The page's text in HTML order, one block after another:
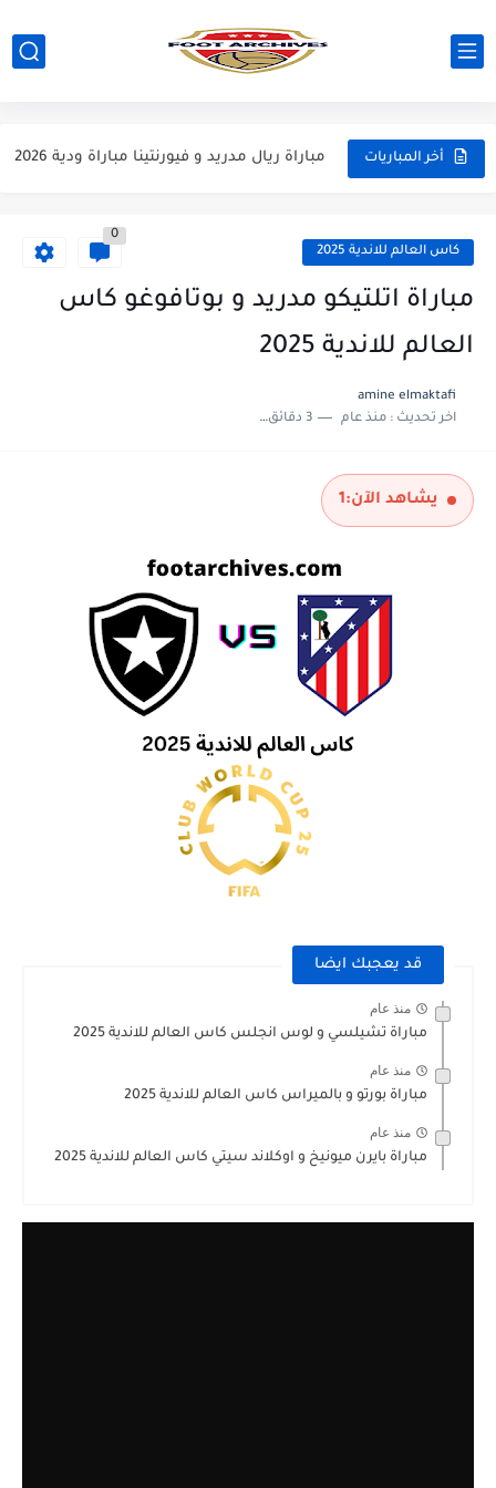
أخر المباريات
مباراة مانشستر يونايتد و اتلتيكو مدريد مباراة ودية 2026
مباراة ريال مدريد و فيورنتينا مباراة ودية 2026
مباراة برشلونة و بيرمنغهام مباراة ودية 2026
مباراة سيلتيك و ميلان مباراة ودية 2026
كاس العالم للاندية 2025
0
مباراة اتلتيكو مدريد و بوتافوغو كاس
العالم للاندية 2025
amine elmaktafi
اخر تحديث :منذ عام 3 دقائق للقراءة
يشاهد الآن:1
قد يعجبك ايضا
منذ عام
مباراة تشيلسي و لوس انجلس كاس العالم للاندية 2025
منذ عام
مباراة بورتو و بالميراس كاس العالم للاندية 2025
منذ عام
مباراة بايرن ميونيخ و اوكلاند سيتي كاس العالم للاندية 2025